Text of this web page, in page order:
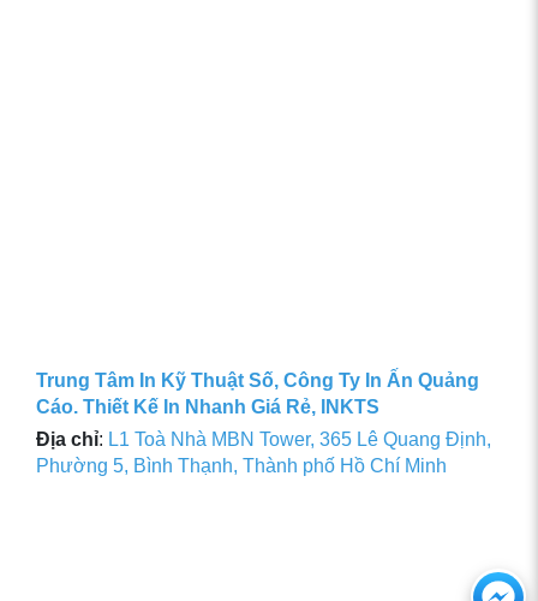
Trung Tâm In Kỹ Thuật Số, Công Ty In Ấn Quảng
Cáo. Thiết Kế In Nhanh Giá Rẻ, INKTS
Địa chỉ: L1 Toà Nhà MBN Tower, 365 Lê Quang Định,
Phường 5, Bình Thạnh, Thành phố Hồ Chí Minh